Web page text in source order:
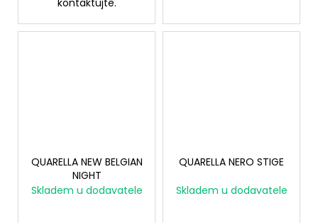
kontaktujte.
QUARELLA NEW BELGIAN
NIGHT
Skladem u dodavatele
QUARELLA NERO STIGE
Skladem u dodavatele